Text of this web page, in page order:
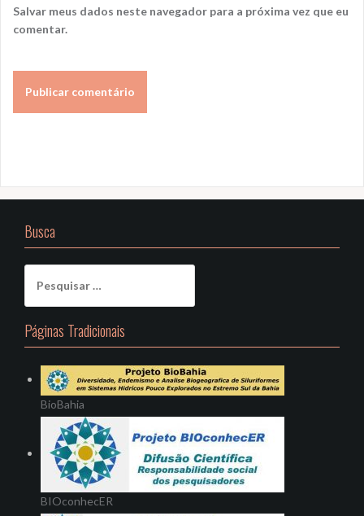
Salvar meus dados neste navegador para a próxima vez que eu
comentar.
Busca
por:
Páginas Tradicionais
BioBahia
BIOconhecER